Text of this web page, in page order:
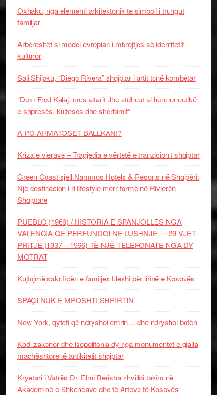
Oxhaku, nga elementi arkitektonik te simboli i trungut
familjar
Arbëreshët si model evropian i mbrojtjes së identitetit
kulturor
Sali Shijaku, “Diego Rivera” shqiptar i artit tonë kombëtar
“Dom Fred Kalaj, mes altarit dhe atdheut si hermeneutikë
e shpresës, kujtesës dhe shërbimit”
A PO ARMATOSET BALLKANI?
Kriza e vlerave – Tragjedia e vërtetë e tranzicionit shqiptar
Green Coast sjell Nammos Hotels & Resorts në Shqipëri:
Një destinacion i ri lifestyle merr formë në Rivierën
Shqiptare
PUEBLO (1966) / HISTORIA E SPANJOLLES NGA
VALENCIA QË PËRFUNDOI NË LUSHNJE — 29 VJET
PRITJE (1937 – 1966) TË NJË TELEFONATE NGA DY
MOTRAT
Kujtojmë sakrificën e familjes Lleshi për lirinë e Kosovës
SPAÇI NUK E MPOSHTI SHPIRTIN
New York, qyteti që ndryshoi emrin… dhe ndryshoi botën
Kodi zakonor dhe isopolifonia dy nga monumentet e gjalla
madhështore të antikitetit shqiptar
Kryetari i Vatrës Dr. Elmi Berisha zhvilloi takim në
Akademinë e Shkencave dhe të Arteve të Kosovës